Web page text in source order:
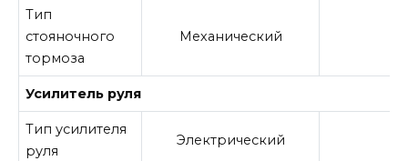
Тип
стояночного
тормоза
Механический
Усилитель руля
Тип усилителя
руля
Электрический